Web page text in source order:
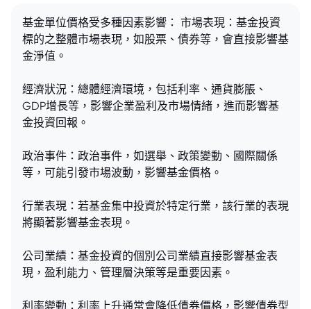
基金單位價格受多種因素影響： 市場表現：基金投資
標的之整體市場表現，如股票、債券等，會直接影響基
金淨值。
經濟狀況：總體經濟環境，包括利率、通貨膨脹、
GDP增長等，影響企業盈利及市場情緒，進而影響基
金投資回報。
政治事件：政治事件，如選舉、政策變動、國際關係
等，可能引發市場波動，影響基金價格。
行業表現：若基金集中投資於特定行業，該行業的表現
將顯著影響基金表現。
公司業績：基金投資的個別公司業績直接影響基金表
現，盈利能力、管理層決策等是重要因素。
利率變動：利率上升通常會降低債券價格，影響債券型